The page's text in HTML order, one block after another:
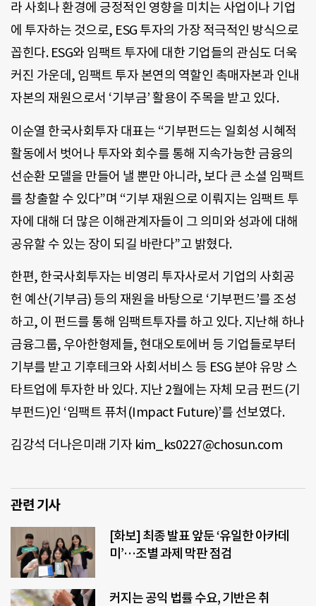
라 사회나 환경에 긍정적인 영향을 미치는 사업이나 기업
에 투자하는 것으로, ESG 투자의 가장 적극적인 방식으로
꼽힌다. ESG와 임팩트 투자에 대한 기업들의 관심도 더욱
커진 가운데, 임팩트 투자 본연의 역할인 촉매자본과 인내
자본의 재원으로서 ‘기부금’ 활용이 주목을 받고 있다.
이순열 한국사회투자 대표는 “기부펀드는 일회성 시혜적
활동에서 벗어나 투자와 회수를 통해 지속가능한 금융의
선순환 모델을 만들어 낼 뿐만 아니라, 보다 큰 소셜 임팩트
를 창출할 수 있다”며 “기부 재원으로 이뤄지는 임팩트 투
자에 대해 더 많은 이해관계자들이 그 의미와 성과에 대해
공유할 수 있는 장이 되길 바란다”고 밝혔다.
한편, 한국사회투자는 비영리 투자사로서 기업의 사회공
헌 예산(기부금) 등의 재원을 바탕으로 ‘기부펀드’를 조성
하고, 이 펀드를 통해 임팩트투자를 하고 있다. 지난해 하나
금융그룹, 우아한형제들, 현대오토에버 등 기업들로부터
기부를 받고 기후테크와 사회서비스 등 ESG 분야 유망 스
타트업에 투자한 바 있다. 지난 2월에는 자체 모금 펀드(기
부펀드)인 ‘임팩트 퓨처(Impact Future)’를 선보였다.
김강석 더나은미래 기자 kim_ks0227@chosun.com
관련 기사
[화보] 최종 발표 앞둔 ‘유일한 아카데
미’…조별 과제 막판 점검
커지는 공익 법률 수요, 기반은 취